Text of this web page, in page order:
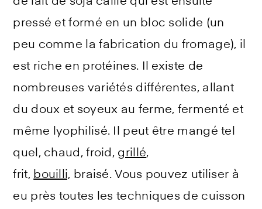
pressé et formé en un bloc solide (un
peu comme la fabrication du fromage), il
est riche en protéines. Il existe de
nombreuses variétés différentes, allant
du doux et soyeux au ferme, fermenté et
même lyophilisé. Il peut être mangé tel
quel, chaud, froid, grillé,
frit, bouilli, braisé. Vous pouvez utiliser à
eu près toutes les techniques de cuisson